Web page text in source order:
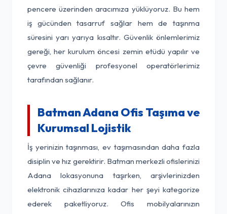
pencere üzerinden aracımıza yüklüyoruz. Bu hem
iş gücünden tasarruf sağlar hem de taşınma
süresini yarı yarıya kısaltır. Güvenlik önlemlerimiz
gereği, her kurulum öncesi zemin etüdü yapılır ve
çevre güvenliği profesyonel operatörlerimiz
tarafından sağlanır.
Batman Adana Ofis Taşıma ve
Kurumsal Lojistik
İş yerinizin taşınması, ev taşımasından daha fazla
disiplin ve hız gerektirir. Batman merkezli ofislerinizi
Adana lokasyonuna taşırken, arşivlerinizden
elektronik cihazlarınıza kadar her şeyi kategorize
ederek paketliyoruz. Ofis mobilyalarınızın